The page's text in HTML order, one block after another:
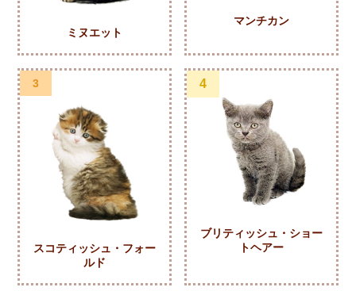
ミヌエット
マンチカン
3
スコティッシュ・フォー
ルド
4
ブリティッシュ・ショー
トヘアー